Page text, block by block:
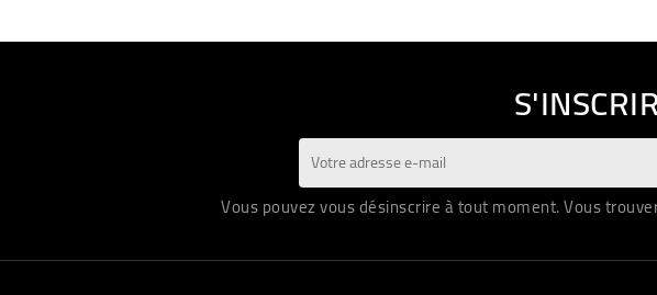
Vous pouvez vous désinscrire à tout moment. Vous